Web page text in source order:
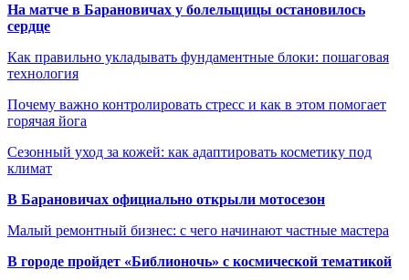
На матче в Барановичах у болельщицы остановилось
сердце
Как правильно укладывать фундаментные блоки: пошаговая
технология
Почему важно контролировать стресс и как в этом помогает
горячая йога
Сезонный уход за кожей: как адаптировать косметику под
климат
В Барановичах официально открыли мотосезон
Малый ремонтный бизнес: с чего начинают частные мастера
В городе пройдет «Библионочь» с космической тематикой